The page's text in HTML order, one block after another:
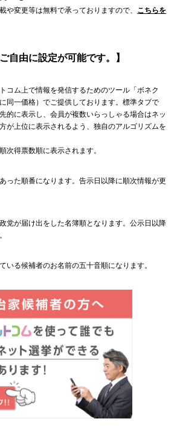
や変更等は無料で承っておりますので、 こちらを
自由に設定が可能です。】
コム上で情報を発信するためのツール「ボネク
同一価格）でご提供しております。標準タブで
的に表示し、会員が複数いらっしゃる場合はネッ
が上位に表示されるよう、独自のアルゴリズムを
次得票数順に表示されます。
った順番になります。告示日以降に順次情報が更
党が届け出をした名簿順となります。公示日以降
いる候補者のお名前の五十音順になります。